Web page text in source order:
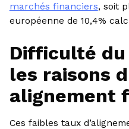
marchés financiers, soit
européenne de 10,4%
Difficulté
les raisons
alignement
Ces faibles taux